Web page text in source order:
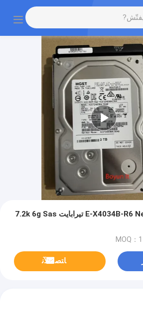
111-01507 E-X4034B-R6 Netapp 3 تيرابايت 7.2k 6g Sas
MOQ：1
ﺎﺘﺼﻟ ﺍﻶﻧ